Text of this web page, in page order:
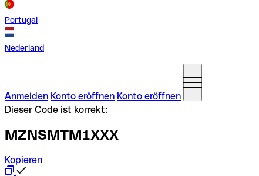
Portugal
Nederland
Anmelden Konto eröffnen Konto eröffnen
Dieser Code ist korrekt:
MZNSMTM1XXX
Kopieren